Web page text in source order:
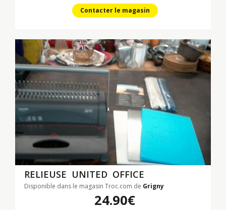
Contacter le magasin
RELIEUSE UNITED OFFICE
Disponible dans le magasin Troc.com de Grigny
24.90€